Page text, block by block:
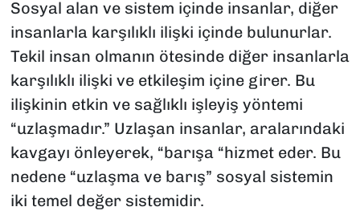
Sosyal alan ve sistem içinde insanlar, diğer
insanlarla karşılıklı ilişki içinde bulunurlar.
Tekil insan olmanın ötesinde diğer insanlarla
karşılıklı ilişki ve etkileşim içine girer. Bu
ilişkinin etkin ve sağlıklı işleyiş yöntemi
“uzlaşmadır.” Uzlaşan insanlar, aralarındaki
kavgayı önleyerek, “barışa “hizmet eder. Bu
nedene “uzlaşma ve barış” sosyal sistemin
iki temel değer sistemidir.